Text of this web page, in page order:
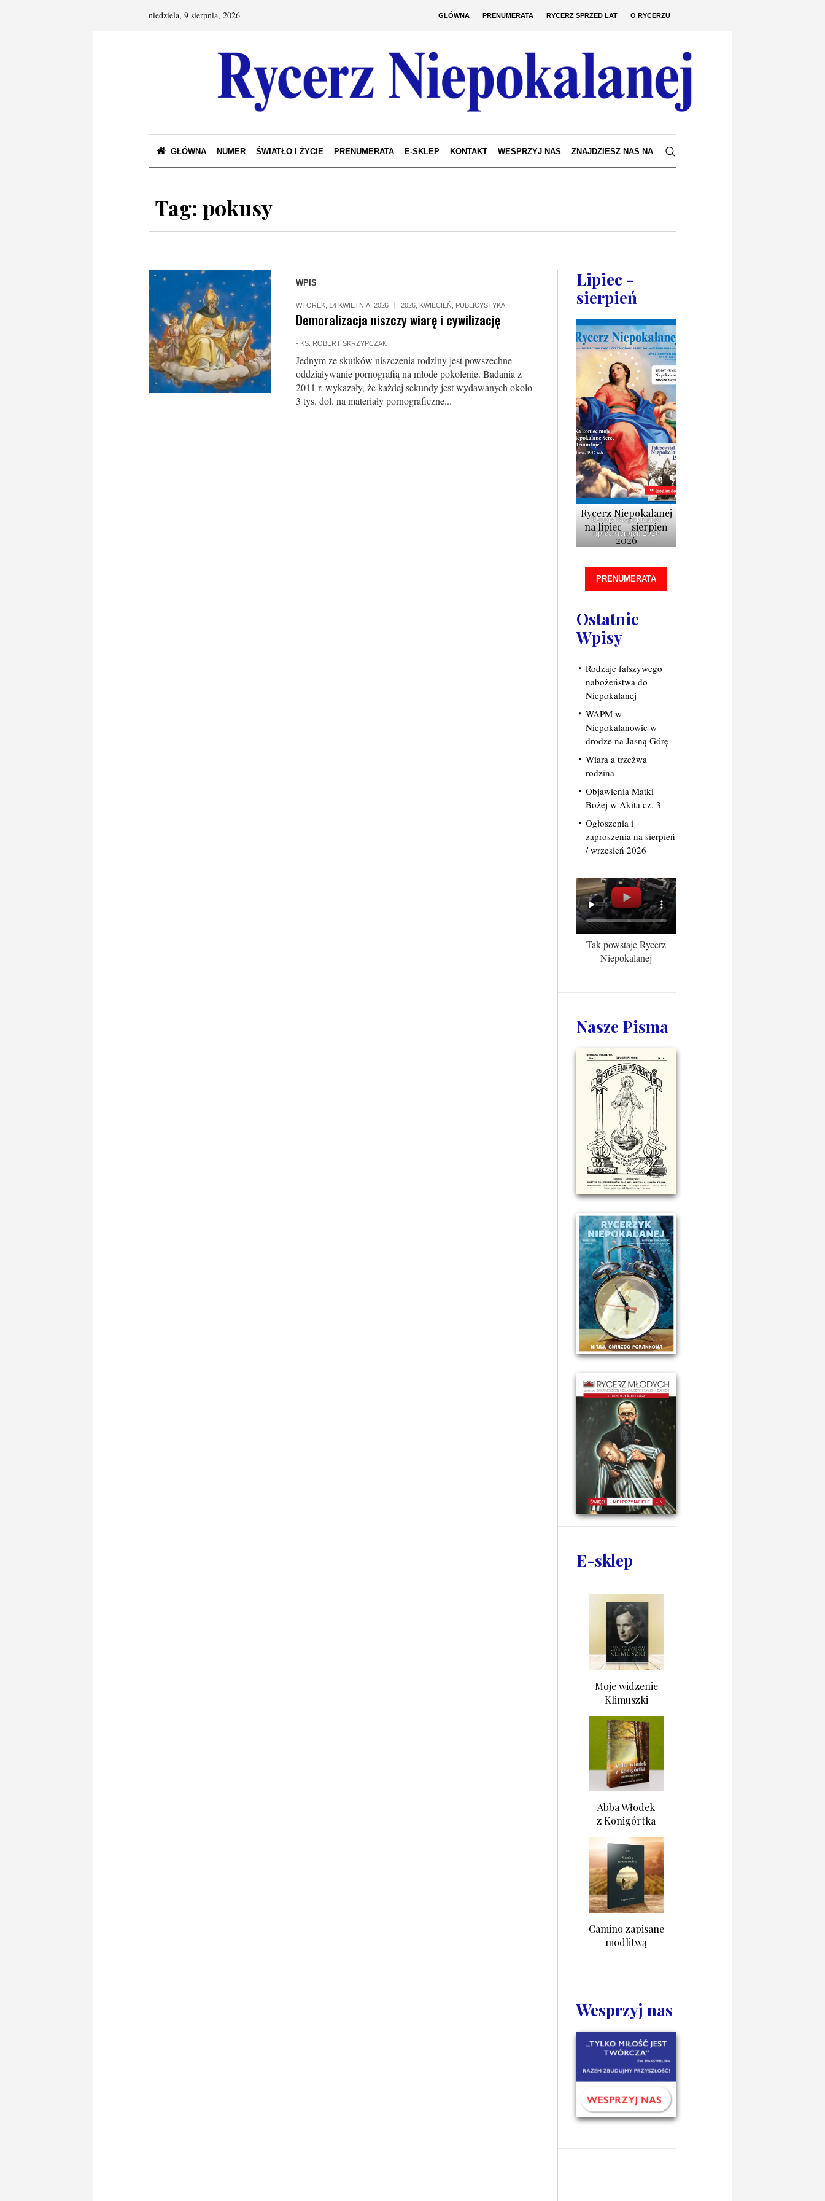
GŁÓWNA PRENUMERATA RYCERZ SPRZED LAT O RYCERZU
niedziela, 9 sierpnia, 2026
GŁÓWNA NUMER ŚWIATŁO I ŻYCIE PRENUMERATA E-SKLEP KONTAKT WESPRZYJ NAS ZNAJDZIESZ NAS NA
Tag: pokusy
WPIS
WTOREK, 14 KWIETNIA, 2026 2026, KWIECIEŃ PUBLICYSTYKA
Demoralizacja niszczy wiarę i cywilizację
- KS. ROBERT SKRZYPCZAK
Jednym ze skutków niszczenia rodziny jest powszechne
oddziaływanie pornografią na młode pokolenie. Badania z
2011 r. wykazały, że każdej sekundy jest wydawanych około
3 tys. dol. na materiały pornograficzne...
Lipiec -
sierpień
Rycerz Niepokalanej
lipiec-sierpień 2026
Rycerz Niepokalanej
na lipiec - sierpień
2026
PRENUMERATA
Ostatnie
Wpisy
Rodzaje fałszywego
nabożeństwa do
Niepokalanej
WAPM w
Niepokalanowie w
drodze na Jasną Górę
Wiara a trzeźwa
rodzina
Objawienia Matki
Bożej w Akita cz. 3
Ogłoszenia i
zaproszenia na sierpień
/ wrzesień 2026
Tak powstaje Rycerz
Niepokalanej
Nasze Pisma
E-sklep
Moje widzenie
Klimuszki
Abba Włodek
z Konigórtka
Camino zapisane
modlitwą
Wesprzyj nas